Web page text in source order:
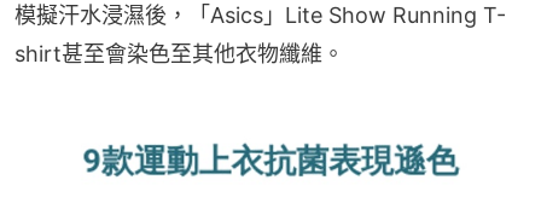
模擬汗水浸濕後，「Asics」Lite Show Running T-
shirt甚至會染色至其他衣物纖維。